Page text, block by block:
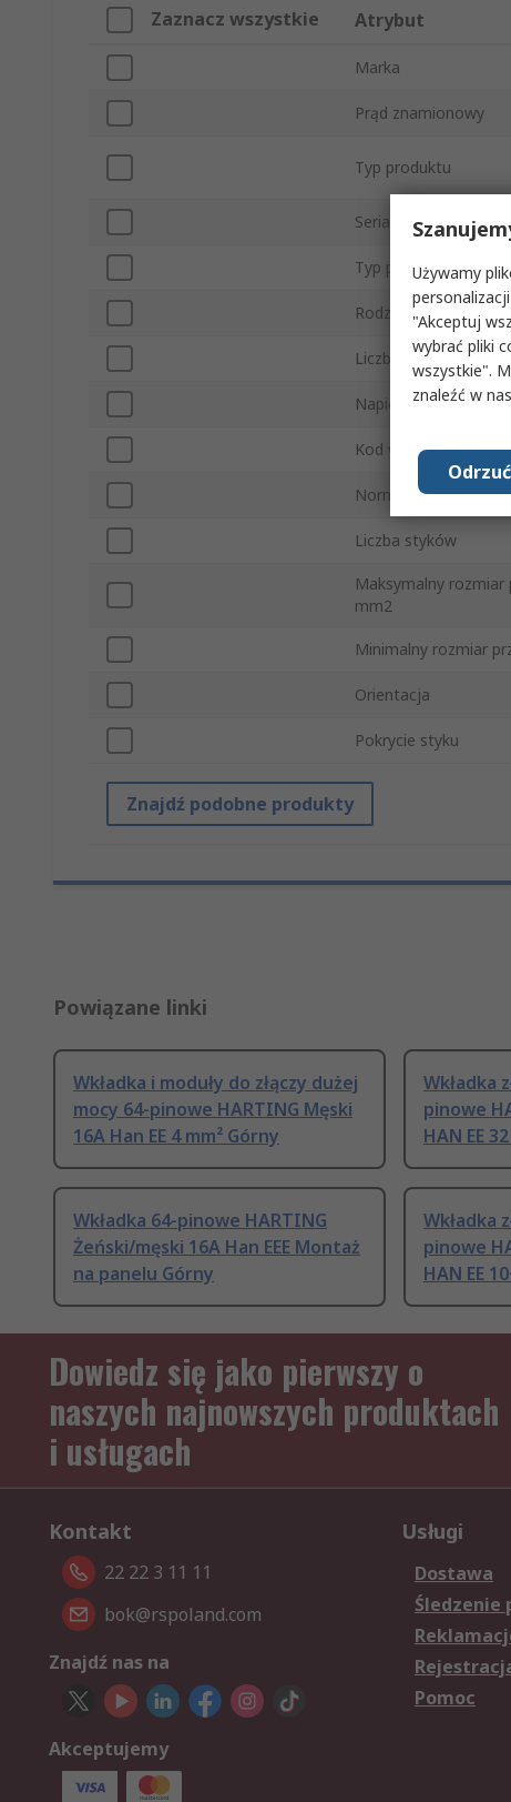
Zaznacz wszystkie Atrybut
Marka
Prąd znamionowy
Typ produktu
Seria
Typ podrzędny
Rodzaj Konektora
Liczba rzędów
Napięcie
Kod wielkości
Normy/Zatwierdzenia
Liczba styków
Maksymalny rozmiar
mm2
Minimalny rozmiar
Orientacja
Pokrycie styku
Znajdź podobne produkty
Powiązane linki
Wkładka i moduły do złączy dużej
mocy 64-pinowe HARTING Męski
16A Han EE 4 mm² Górny
Wkładka
pinowe
HAN EE
Wkładka 64-pinowe HARTING
Żeński/męski 16A Han EEE Montaż
na panelu Górny
Wkładka
pinowe
HAN EE
Dowiedz się jako pierwszy o
naszych najnowszych produktach
i usługach
Kontakt
22 22 3 11 11
bok@rspoland.com
Znajdź nas na
Akceptujemy
Usługi
Dostawa
Śledzenie
Pomoc
Używamy
"Akceptuj
wybrać pliki
wszystkie".
znaleźć w